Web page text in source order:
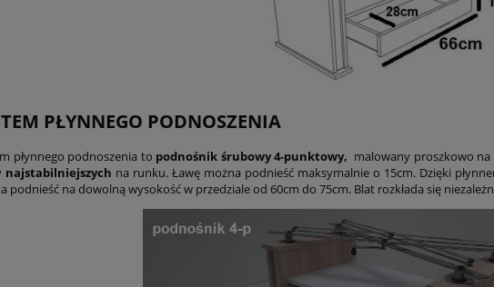
PŁYNNEGO PODNOSZENIA
płynnego podnoszenia to podnośnik śrubowy 4-punktowy, malowany proszkowo na
najstabilniejszych na runku. Ławę można podnieść maksymalnie o 15cm. Dzięki
podnieść na dowolną wysokość w przedziale od 60cm do 75cm. Blat rozkłada się